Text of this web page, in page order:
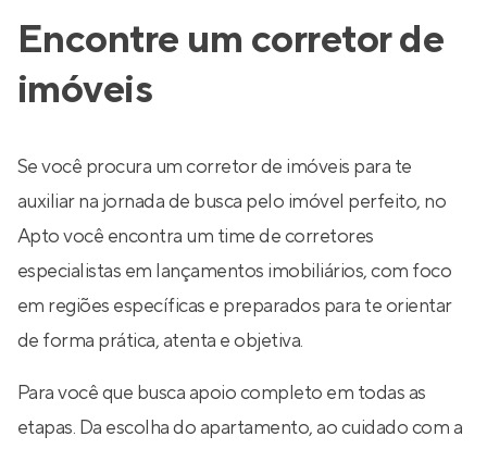
Encontre um corretor de
imóveis
Se você procura um corretor de imóveis para te
auxiliar na jornada de busca pelo imóvel perfeito, no
Apto você encontra um time de corretores
especialistas em lançamentos imobiliários, com foco
em regiões específicas e preparados para te orientar
de forma prática, atenta e objetiva.
Para você que busca apoio completo em todas as
etapas. Da escolha do apartamento, ao cuidado com a